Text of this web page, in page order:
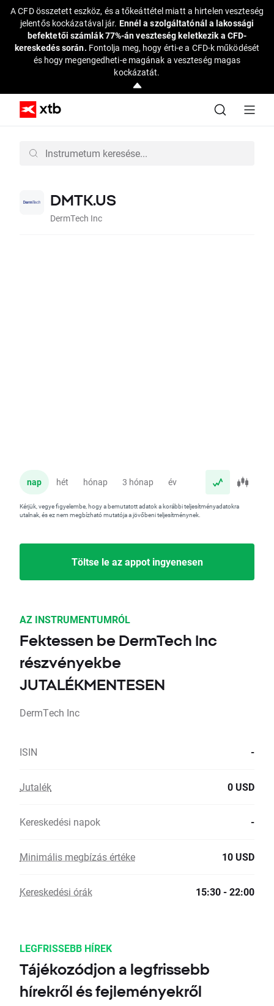
A CFD összetett eszköz, és a tőkeáttétel miatt a hirtelen veszteség
jelentős kockázatával jár. Ennél a szolgáltatónál a lakossági
befektetői számlák 77%-án veszteség keletkezik a CFD-
kereskedés során. Fontolja meg, hogy érti-e a CFD-k működését
és hogy megengedheti-e magának a veszteség magas
kockázatát.
DMTK.US
DermTech Inc
nap hét hónap 3 hónap év
Kérjük, vegye figyelembe, hogy a bemutatott adatok a korábbi teljesítményadatokra
utalnak, és ez nem megbízható mutatója a jövőbeni teljesítménynek.
Töltse le az appot ingyenesen
AZ INSTRUMENTUMRÓL
Fektessen be DermTech Inc
részvényekbe
JUTALÉKMENTESEN
DermTech Inc
ISIN -
Jutalék 0 USD
Kereskedési napok -
Minimális megbízás értéke 10 USD
Kereskedési órák 15:30 - 22:00
LEGFRISSEBB HÍREK
Tájékozódjon a legfrissebb
hírekről és fejleményekről